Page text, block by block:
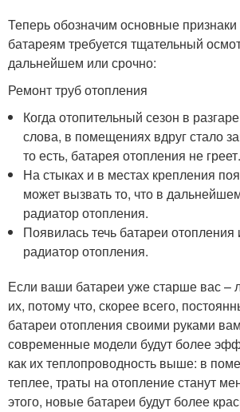
Теперь обозначим основные
батареям требуется тщательный
дальнейшем или срочно:
Ремонт труб отопления
Когда отопительный сезон в
слова, в помещениях вдруг стало
то есть, батарея отопления не греет.
На стыках и в местах крепления
может вызвать то, что в
радиатор отопления.
Появилась течь батареи отопления
радиатор отопления.
Если ваши батареи уже старше вас –
их, потому что, скорее всего,
батареи отопления своими руками
современные модели будут более
как их теплопроводность выше: в
теплее, траты на отопление станут
этого, новые батареи будут более